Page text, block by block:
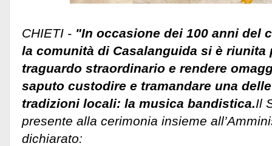
CHIETI - "In occasione dei 100 anni del
la comunità di Casalanguida si è riunita
traguardo straordinario e rendere
saputo custodire e tramandare una
tradizioni locali: la musica bandistica.Il
presente alla cerimonia insieme
dichiarato: